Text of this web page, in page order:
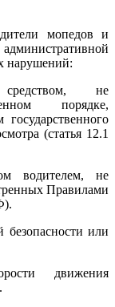
мопедов и
нарушений:
не
порядке,
(статья 12.1
водителем, не
Правилами
или
движения